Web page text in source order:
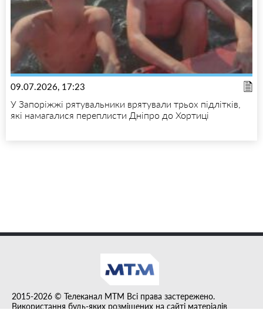
09.07.2026, 17:23
У Запоріжжі рятувальники врятували трьох підлітків,
які намагалися переплисти Дніпро до Хортиці
2015-2026 © Телеканал MTM Всі права застережено.
Використання будь-яких розміщених на сайті матеріалів